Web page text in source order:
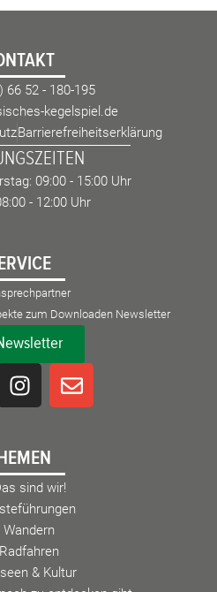
66 52 - 180-195
kegelspiel.de
Barrierefreiheitserklärung
09:00 - 15:00 Uhr
- 12:00 Uhr
zum Downloaden Newsletter
I
n
a
g
r
a
m
E
n
p
sind wir!
Wandern
Radfahren
& Kultur